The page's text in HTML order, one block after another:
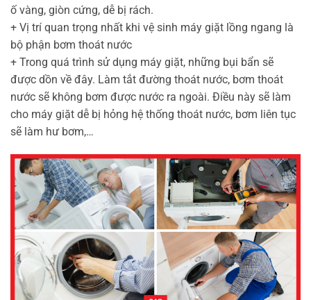
ố vàng, giòn cứng, dễ bị rách.
+ Vị trí quan trọng nhất khi vệ sinh máy giặt lồng ngang là
bộ phận bơm thoát nước
+ Trong quá trình sử dụng máy giặt, những bụi bẩn sẽ
được dồn về đây. Làm tắt đường thoát nước, bơm thoát
nước sẽ không bơm được nước ra ngoài. Điều này sẽ làm
cho máy giặt dễ bị hỏng hệ thống thoát nước, bơm liên tục
sẽ làm hư bơm,…